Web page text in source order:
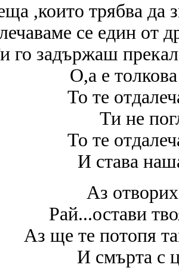
,които трябва да
се един от
го задържаш
О,а е
То те
Ти не
То те
И става
Аз
Рай...остави
Аз ще те потопя
И смърта с